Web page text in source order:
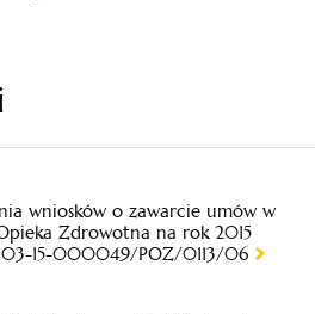
wniosków o zawarcie umów w
Zdrowotna na rok 2015
03-15-000049/POZ/0113/06